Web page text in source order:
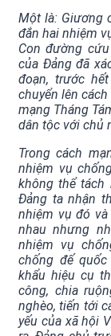
Một là: Giương
đắn hai nhiệm
Con đường
của Đảng đã
đoạn, trước
chuyển lên
mạng Tháng
dân tộc với chủ
Trong cách
nhiệm vụ
không thể tách
Đảng ta nhận
nhiệm vụ đó
nhau nhưng
nhiệm vụ
chống đế
khẩu hiệu cụ
công, chia
nghèo, tiến tới
yếu của xã hội